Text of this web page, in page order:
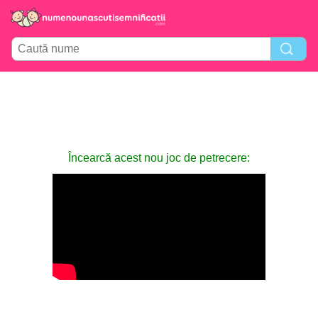
Încearcă acest nou joc de petrecere: